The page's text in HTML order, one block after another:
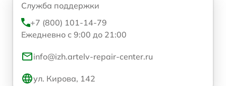
Служба поддержки
+7 (800) 101-14-79
Ежедневно с 9:00 до 21:00
info@izh.artelv-repair-center.ru
ул. Кирова, 142